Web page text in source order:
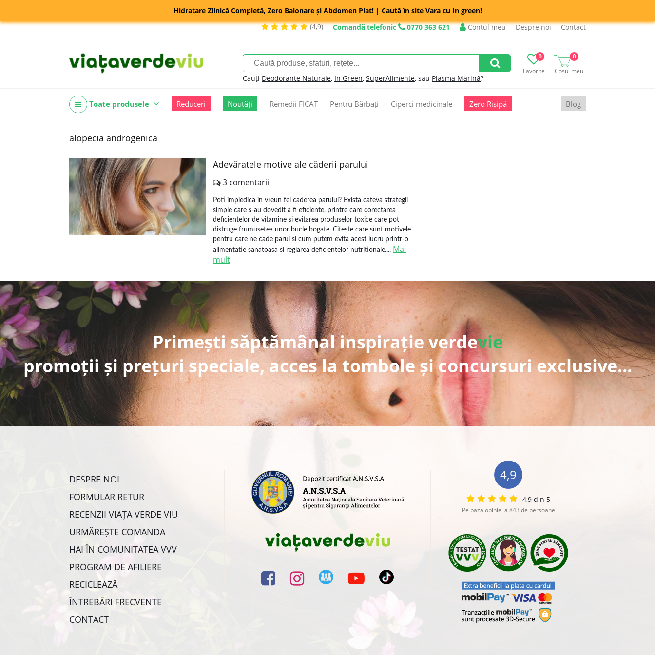
Hidratare Zilnică Completă, Zero Balonare și Abdomen Plat! | Caută în site Vara cu In green!
(4,9)
Comandă telefonic 0770 363 621 Contul meu Despre noi Contact
Favorite
0
Coșul meu
0
Cauți Deodorante Naturale, In Green, SuperAlimente, sau Plasma Marină?
Toate produsele Reduceri Noutăți Remedii FICAT Pentru Bărbați Ciperci medicinale Zero Risipă Blog
alopecia androgenica
Adevăratele motive ale căderii parului
3 comentarii
Poti impiedica in vreun fel caderea parului? Exista cateva strategii
simple care s-au dovedit a fi eficiente, printre care corectarea
deficientelor de vitamine si evitarea produselor toxice care pot
distruge frumusetea unor bucle bogate. Citeste care sunt motivele
pentru care ne cade parul si cum putem evita acest lucru printr-o
alimentatie sanatoasa si reglarea deficientelor nutritionale.... Mai
mult
Primești săptămânal inspirație verdevie
promoții și prețuri speciale, acces la tombole și concursuri exclusive...
DESPRE NOI
FORMULAR RETUR
RECENZII VIAȚA VERDE VIU
URMĂREȘTE COMANDA
HAI ÎN COMUNITATEA VVV
PROGRAM DE AFILIERE
RECICLEAZĂ
ÎNTREBĂRI FRECVENTE
CONTACT
4,9
4,9 din 5
Pe baza opiniei a 843 de persoane